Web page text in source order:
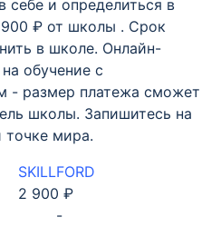
себе и определиться в
₽ от школы . Срок
в школе. Онлайн-
обучение с
- размер платежа сможет
школы. Запишитесь на
точке мира.
SKILLFORD
2 900 ₽
-